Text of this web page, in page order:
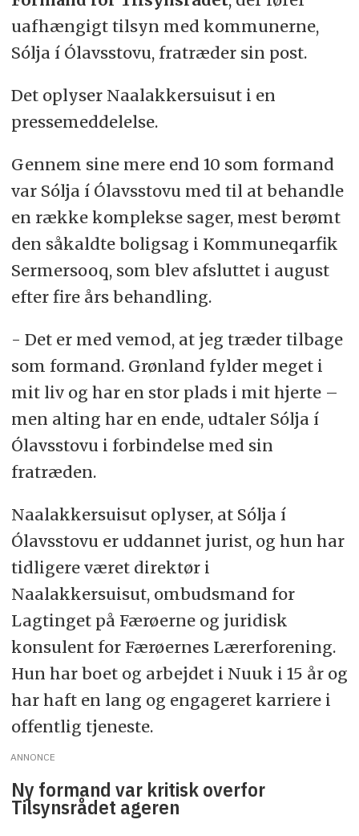
uafhængigt tilsyn med kommunerne,
Sólja í Ólavsstovu, fratræder sin post.
Det oplyser Naalakkersuisut i en
pressemeddelelse.
Gennem sine mere end 10 som formand
var Sólja í Ólavsstovu med til at behandle
en række komplekse sager, mest berømt
den såkaldte boligsag i Kommuneqarfik
Sermersooq, som blev afsluttet i august
efter fire års behandling.
- Det er med vemod, at jeg træder tilbage
som formand. Grønland fylder meget i
mit liv og har en stor plads i mit hjerte –
men alting har en ende, udtaler Sólja í
Ólavsstovu i forbindelse med sin
fratræden.
Naalakkersuisut oplyser, at Sólja í
Ólavsstovu er uddannet jurist, og hun har
tidligere været direktør i
Naalakkersuisut, ombudsmand for
Lagtinget på Færøerne og juridisk
konsulent for Færøernes Lærerforening.
Hun har boet og arbejdet i Nuuk i 15 år og
har haft en lang og engageret karriere i
offentlig tjeneste.
ANNONCE
Ny formand var kritisk overfor
Tilsynsrådet ageren